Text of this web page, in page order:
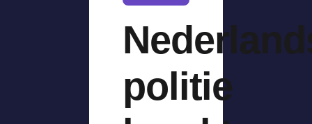
politie